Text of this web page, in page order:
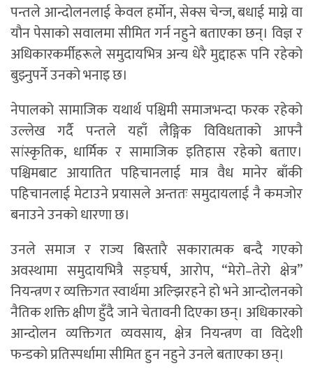
पन्तले आन्दोलनलाई केवल हर्मोन, सेक्स चेन्ज, बधाई माग्ने वा
यौन पेसाको सवालमा सीमित गर्न नहुने बताएका छन्। विज्ञ र
अधिकारकर्मीहरूले समुदायभित्र अन्य धेरै मुद्दाहरू पनि रहेको
बुझ्नुपर्ने उनको भनाइ छ।
नेपालको सामाजिक यथार्थ पश्चिमी समाजभन्दा फरक रहेको
उल्लेख गर्दै पन्तले यहाँ लैङ्गिक विविधताको आफ्नै
सांस्कृतिक, धार्मिक र सामाजिक इतिहास रहेको बताए।
पश्चिमबाट आयातित पहिचानलाई मात्र वैध मानेर बाँकी
पहिचानलाई मेटाउने प्रयासले अन्ततः समुदायलाई नै कमजोर
बनाउने उनको धारणा छ।
उनले समाज र राज्य बिस्तारै सकारात्मक बन्दै गएको
अवस्थामा समुदायभित्रै सङ्घर्ष, आरोप, “मेरो–तेरो क्षेत्र”
नियन्त्रण र व्यक्तिगत स्वार्थमा अल्झिरहने हो भने आन्दोलनको
नैतिक शक्ति क्षीण हुँदै जाने चेतावनी दिएका छन्। अधिकारको
आन्दोलन व्यक्तिगत व्यवसाय, क्षेत्र नियन्त्रण वा विदेशी
फन्डको प्रतिस्पर्धामा सीमित हुन नहुने उनले बताएका छन्।